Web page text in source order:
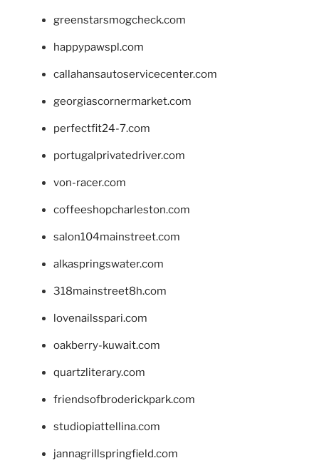
greenstarsmogcheck.com
happypawspl.com
callahansautoservicecenter.com
georgiascornermarket.com
perfectfit24-7.com
portugalprivatedriver.com
von-racer.com
coffeeshopcharleston.com
salon104mainstreet.com
alkaspringswater.com
318mainstreet8h.com
lovenailsspari.com
oakberry-kuwait.com
quartzliterary.com
friendsofbroderickpark.com
studiopiattellina.com
jannagrillspringfield.com